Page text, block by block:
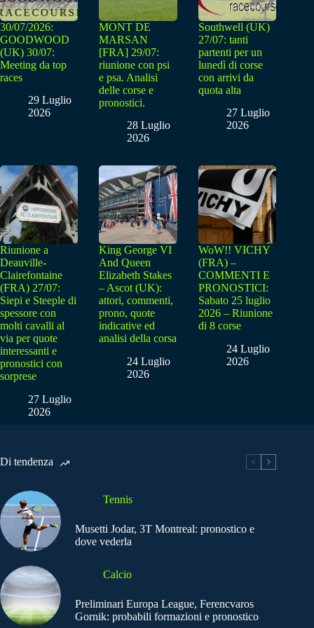
30/07/2026:
GOODWOOD
(UK) 30/07:
Meeting da top
races
29 Luglio
2026
MONT DE
MARSAN
[FRA] 29/07:
riunione con psi
e psa. Analisi
delle corse e
pronostici.
28 Luglio
2026
Southwell (UK)
27/07: tanti
partenti per un
lunedì di corse
con arrivi da
quota alta
27 Luglio
2026
Riunione a
Deauville-
Clairefontaine
(FRA) 27/07:
Siepi e Steeple di
spessore con
molti cavalli al
via per quote
interessanti e
pronostici con
sorprese
27 Luglio
2026
King George VI
And Queen
Elizabeth Stakes
– Ascot (UK):
attori, commenti,
prono, quote
indicative ed
analisi della corsa
24 Luglio
2026
WoW!! VICHY
(FRA) –
COMMENTI E
PRONOSTICI:
Sabato 25 luglio
2026 – Riunione
di 8 corse
24 Luglio
2026
Di tendenza
Tennis
Musetti Jodar, 3T Montreal: pronostico e
dove vederla
Calcio
Preliminari Europa League, Ferencvaros
Gornik: probabili formazioni e pronostico